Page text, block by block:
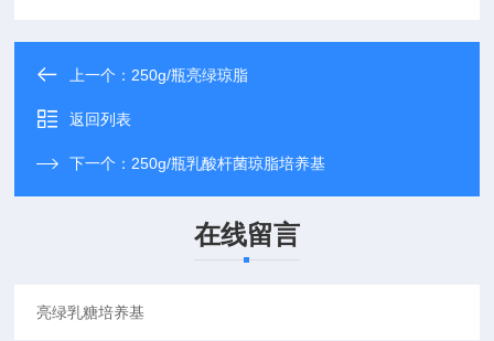
上一个： 250g/瓶亮绿琼脂
返回列表
下一个： 250g/瓶乳酸杆菌琼脂培养基
在线留言